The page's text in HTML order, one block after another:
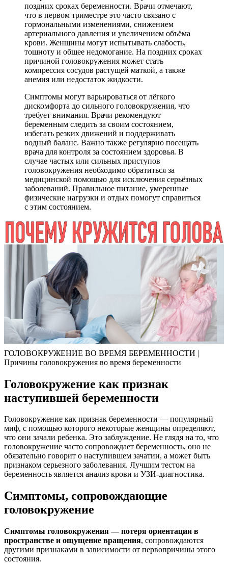
поздних сроках беременности. Врачи отмечают,
что в первом триместре это часто связано с
гормональными изменениями, снижением
артериального давления и увеличением объёма
крови. Женщины могут испытывать слабость,
тошноту и общее недомогание. На поздних сроках
причиной головокружения может стать
компрессия сосудов растущей маткой, а также
анемия или недостаток жидкости.
Симптомы могут варьироваться от лёгкого
дискомфорта до сильного головокружения, что
требует внимания. Врачи рекомендуют
беременным следить за своим состоянием,
избегать резких движений и поддерживать
водный баланс. Важно также регулярно посещать
врача для контроля за состоянием здоровья. В
случае частых или сильных приступов
головокружения необходимо обратиться за
медицинской помощью для исключения серьёзных
заболеваний. Правильное питание, умеренные
физические нагрузки и отдых помогут справиться
с этим состоянием.
ГОЛОВОКРУЖЕНИЕ ВО ВРЕМЯ БЕРЕМЕННОСТИ |
Причины головокружения во время беременности
Головокружение как признак
наступившей беременности
Головокружение как признак беременности — популярный
миф, с помощью которого некоторые женщины определяют,
что они зачали ребенка. Это заблуждение. Не глядя на то, что
головокружение часто сопровождает беременность, оно не
обязательно говорит о наступившем зачатии, а может быть
признаком серьезного заболевания. Лучшим тестом на
беременность является анализ крови и УЗИ-диагностика.
Симптомы, сопровождающие
головокружение
Симптомы головокружения — потеря ориентации в
пространстве и ощущение вращения, сопровождаются
другими признаками в зависимости от первопричины этого
состояния.